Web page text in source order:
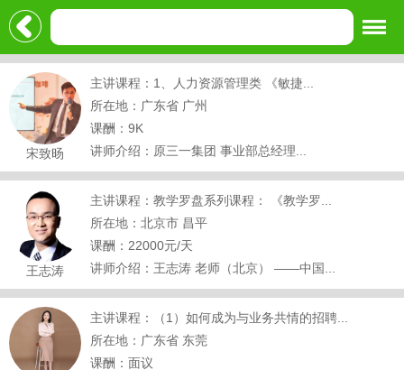
宋致旸
主讲课程：1、人力资源管理类 《敏捷...
所在地：广东省 广州
课酬：9K
讲师介绍：原三一集团 事业部总经理...
王志涛
主讲课程：教学罗盘系列课程： 《教学罗...
所在地：北京市 昌平
课酬：22000元/天
讲师介绍：王志涛 老师（北京） ——中国...
主讲课程：（1）如何成为与业务共情的招聘...
所在地：广东省 东莞
课酬：面议